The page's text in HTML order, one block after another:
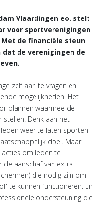
Vlaardingen eo. stelt
voor sportverenigingen
de financiële steun
de verenigingen de
zelf aan te vragen en
mogelijkheden. Het
plannen waarmee de
stellen. Denk aan het
weer te laten sporten
doel. Maar
om leden te
aanschaf van extra
die nodig zijn om
te kunnen functioneren. En
ondersteuning die